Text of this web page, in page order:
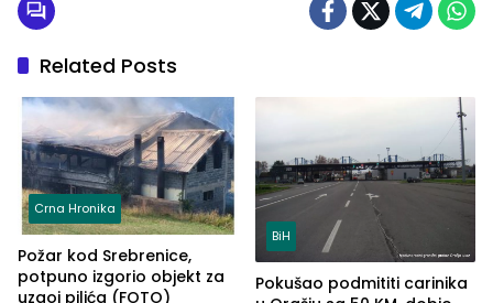
Related Posts
Crna Hronika
Požar kod Srebrenice,
potpuno izgorio objekt za
uzgoj pilića (FOTO)
BiH
Pokušao podmititi carinika